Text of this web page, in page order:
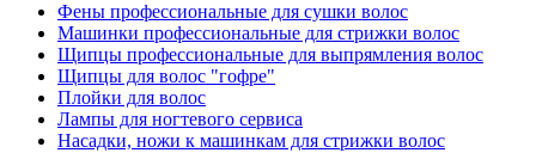
Фены профессиональные для сушки волос
Машинки профессиональные для стрижки волос
Щипцы профессиональные для выпрямления волос
Щипцы для волос "гофре"
Плойки для волос
Лампы для ногтевого сервиса
Насадки, ножи к машинкам для стрижки волос